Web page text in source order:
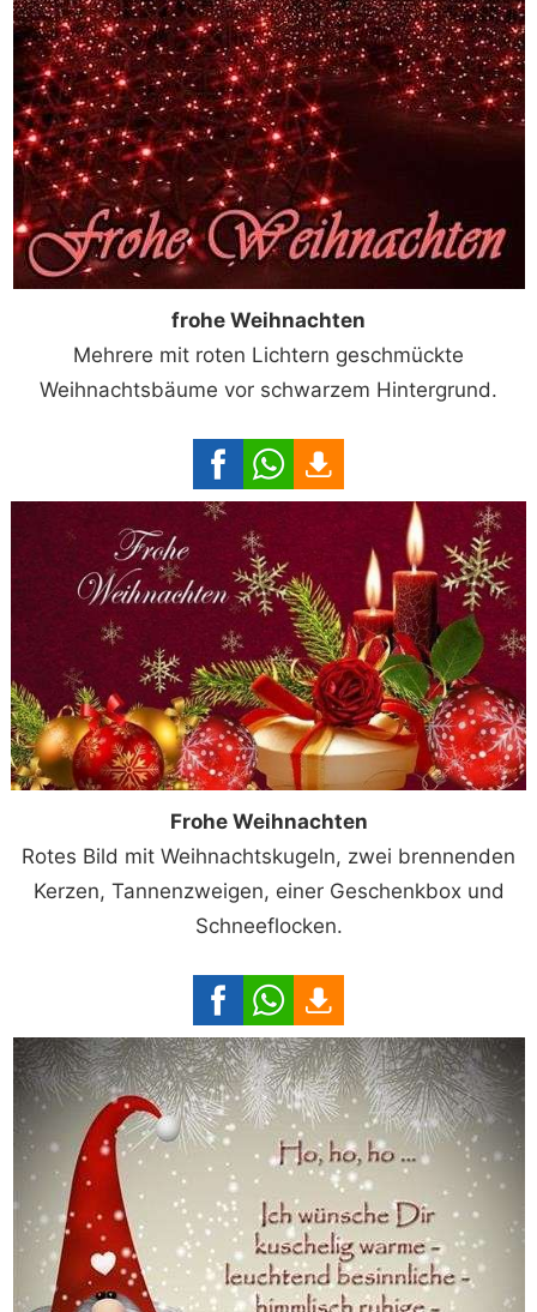
frohe Weihnachten
Mehrere mit roten Lichtern geschmückte
Weihnachtsbäume vor schwarzem Hintergrund.
Frohe Weihnachten
Rotes Bild mit Weihnachtskugeln, zwei brennenden
Kerzen, Tannenzweigen, einer Geschenkbox und
Schneeflocken.